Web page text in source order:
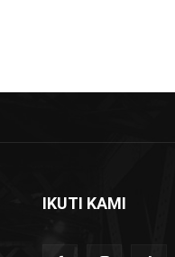
IKUTI KAMI